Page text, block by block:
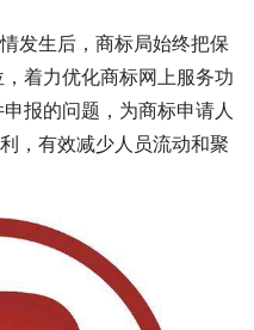
发生后，商标局始终把保
着力优化商标网上服务功
报的问题，为商标申请人
，有效减少人员流动和聚